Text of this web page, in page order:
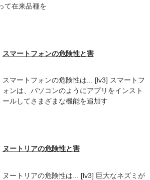
て在来品種を
スマートフォンの危険性と害
スマートフォンの危険性は... [lv3] スマートフ
ォンは、パソコンのようにアプリをインスト
ールしてさまざまな機能を追加す
ヌートリアの危険性と害
ヌートリアの危険性は... [lv3] 巨大なネズミが